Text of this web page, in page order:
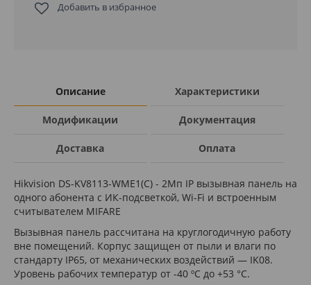
Добавить в избранное
Описание Характеристики
Модификации Документация
Доставка Оплата
Hikvision DS-KV8113-WME1(C) - 2Мп IP вызывная панель на
одного абонента с ИК-подсветкой, Wi-Fi и встроенным
считывателем MIFARE
Вызывная панель рассчитана на круглогодичную работу
вне помещений. Корпус защищен от пыли и влаги по
стандарту IP65, от механических воздействий — IK08.
Уровень рабочих температур от -40 ºС до +53 °C.